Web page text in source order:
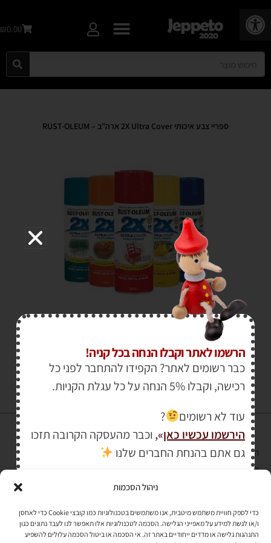
פתח סרגל נגישות
ניהול הסכמות
כדי לספק חוויית משתמש מיטבית, אנו משתמשים בטכנולוגיות כמו קובצי Cookie כדי לאחסן
ו/או לגשת למידע על מאפייני הגלישה. הסכמה לטכנולוגיות אלו תאפשר לנו לעבד נתונים כגון
התנהגות גלישה או מדדים ייחודיים באתר זה. אי הסכמה או ביטול הסכמה עלולים להשפיע
₪0.00
ספריי צבע איכותי 2X Ultra Cover ארה"ב – RUST-OLEUM
והעומד בתקן אבטחה PCI DSS Level-1
לתקנון האתר»
הרשמו לאתר וקבלו הנחה בכל קניה!
כבר רשומים לאתר? הקפידו להתחבר לפני כל
רכישה, וקבלו 5% הנחה על כל עגלת הקניות.
עוד לא רשומים
?
הירשמו עכשיו כאן»
, וכבר מהעסקה הקרובה תזכו
גם אתם בהנחת החברים שלנו